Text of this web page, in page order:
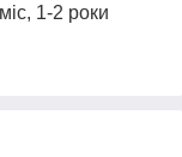
1-2 роки